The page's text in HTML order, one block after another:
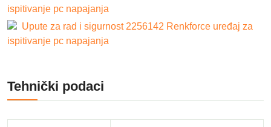
ispitivanje pc napajanja
Upute za rad i sigurnost 2256142 Renkforce uređaj za
ispitivanje pc napajanja
Tehnički podaci